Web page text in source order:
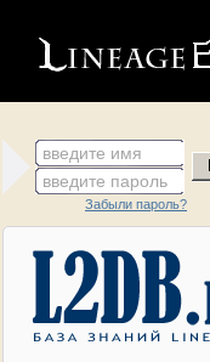
введите имя
введите пароль
Забыли пароль?